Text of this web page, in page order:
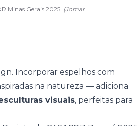
Minas Gerais 2025. (Jomar
Incorporar espelhos com
na natureza — adiciona
visuais, perfeitas para